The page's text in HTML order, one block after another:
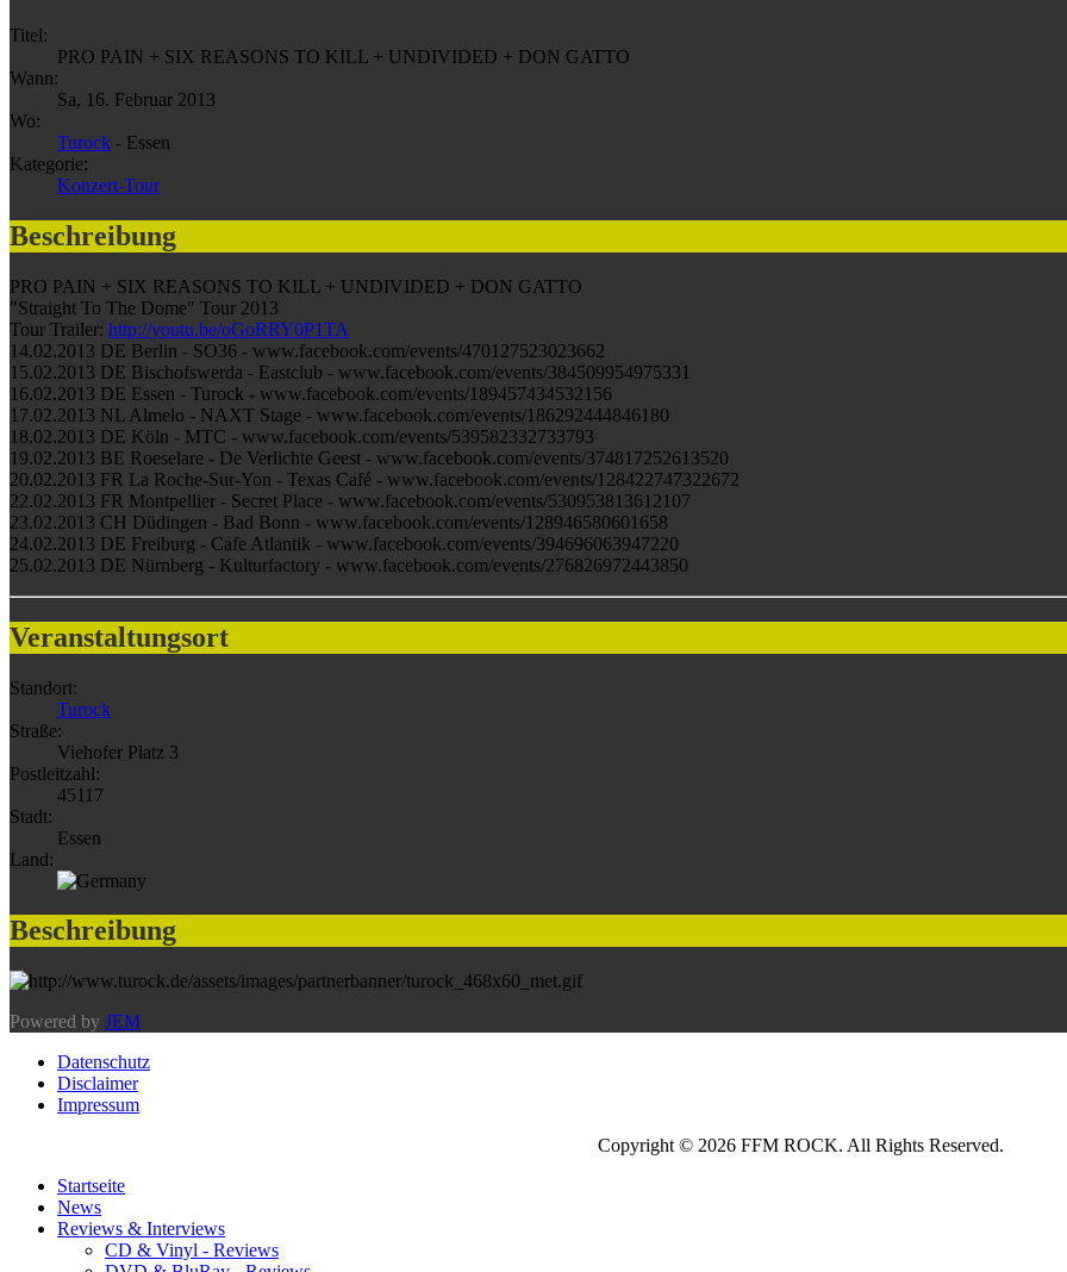
Titel:
PRO PAIN + SIX REASONS TO KILL + UNDIVIDED + DON GATTO
Wann:
Sa, 16. Februar 2013
Wo:
Turock - Essen
Kategorie:
Konzert-Tour
Beschreibung
PRO PAIN + SIX REASONS TO KILL + UNDIVIDED + DON GATTO
"Straight To The Dome" Tour 2013
Tour Trailer: http://youtu.be/oGoRRY0P1TA
14.02.2013 DE Berlin - SO36 - www.facebook.com/events/470127523023662
15.02.2013 DE Bischofswerda - Eastclub - www.facebook.com/events/384509954975331
16.02.2013 DE Essen - Turock - www.facebook.com/events/189457434532156
17.02.2013 NL Almelo - NAXT Stage - www.facebook.com/events/186292444846180
18.02.2013 DE Köln - MTC - www.facebook.com/events/539582332733793
19.02.2013 BE Roeselare - De Verlichte Geest - www.facebook.com/events/374817252613520
20.02.2013 FR La Roche-Sur-Yon - Texas Café - www.facebook.com/events/128422747322672
22.02.2013 FR Montpellier - Secret Place - www.facebook.com/events/530953813612107
23.02.2013 CH Düdingen - Bad Bonn - www.facebook.com/events/128946580601658
24.02.2013 DE Freiburg - Cafe Atlantik - www.facebook.com/events/394696063947220
25.02.2013 DE Nürnberg - Kulturfactory - www.facebook.com/events/276826972443850
Veranstaltungsort
Standort:
Turock
Straße:
Viehofer Platz 3
Postleitzahl:
45117
Stadt:
Essen
Land:
Beschreibung
Powered by JEM
Datenschutz
Disclaimer
Impressum
Copyright © 2026 FFM ROCK. All Rights Reserved.
Startseite
News
Reviews & Interviews
CD & Vinyl - Reviews